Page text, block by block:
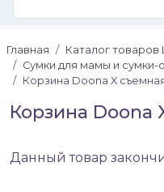
Главная
Каталог товаров
Сумки для мамы и сумки-
Корзина Doona X
Корзина Doona
Данный товар